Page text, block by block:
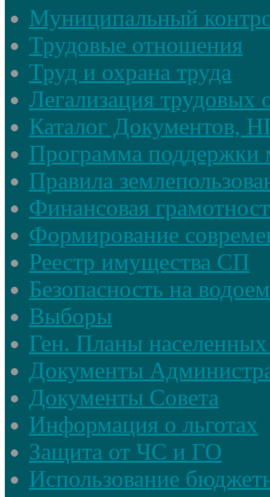
Муниципальный
Трудовые отношения
Труд и охрана труда
Легализация трудовых
Каталог Документов,
Программа поддержки
Правила
Финансовая
Формирование
Реестр имущества СП
Безопасность на
Выборы
Ген. Планы
Документы
Документы Совета
Информация о льготах
Защита от ЧС и ГО
Использование